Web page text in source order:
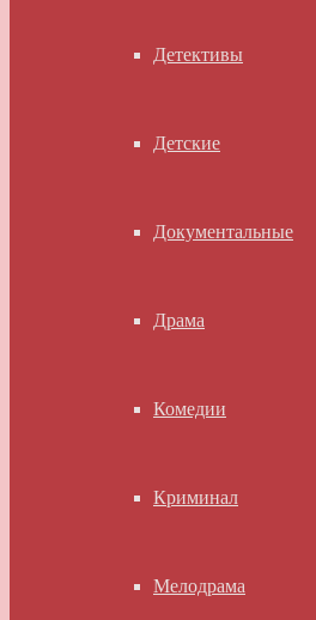
Детективы
Детские
Документальные
Драма
Комедии
Криминал
Мелодрама